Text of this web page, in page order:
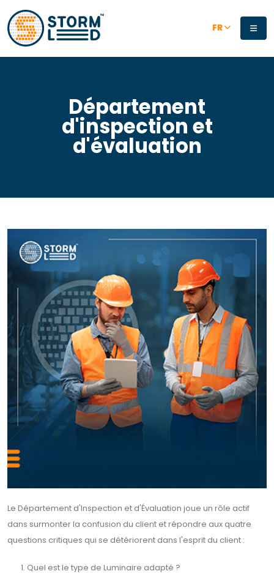
Aller au contenu principal
FR
Département
d'inspection et
d'évaluation
Le Département d'Inspection et d'Évaluation joue un rôle actif
dans surmonter la confusion du client et répondre aux quatre
questions critiques qui se détériorent dans l'esprit du client :
Quel est le type de Luminaire adapté ?